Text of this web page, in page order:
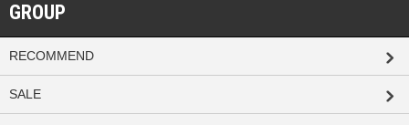
GROUP
RECOMMEND
SALE